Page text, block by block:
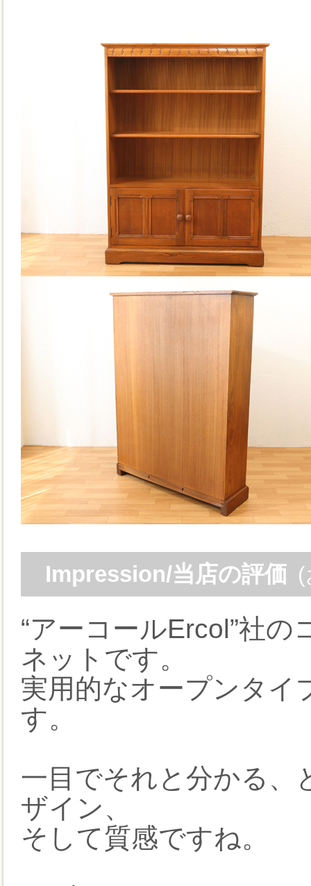
Impression/当店の評価
“アーコールErcol”社
ネットです。
実用的なオープンタイ
す。
一目でそれと分かる、
ザイン、
そして質感ですね。